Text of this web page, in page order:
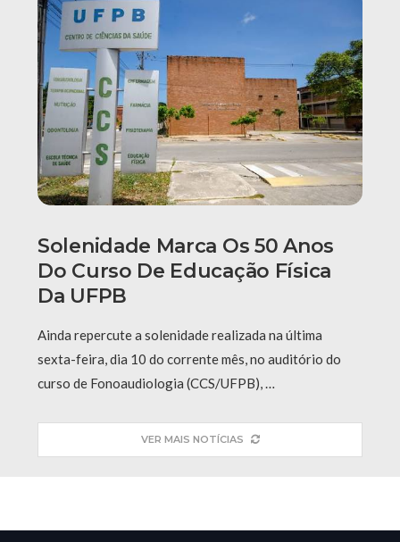
Solenidade Marca Os 50 Anos
Do Curso De Educação Física
Da UFPB
Ainda repercute a solenidade realizada na última
sexta-feira, dia 10 do corrente mês, no auditório do
curso de Fonoaudiologia (CCS/UFPB), …
VER MAIS NOTÍCIAS